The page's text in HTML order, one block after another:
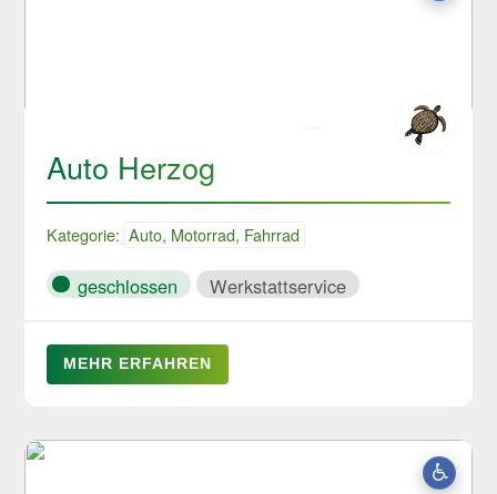
Auto Herzog
Kategorie: Auto, Motorrad, Fahrrad
geschlossen Werkstattservice
MEHR ERFAHREN